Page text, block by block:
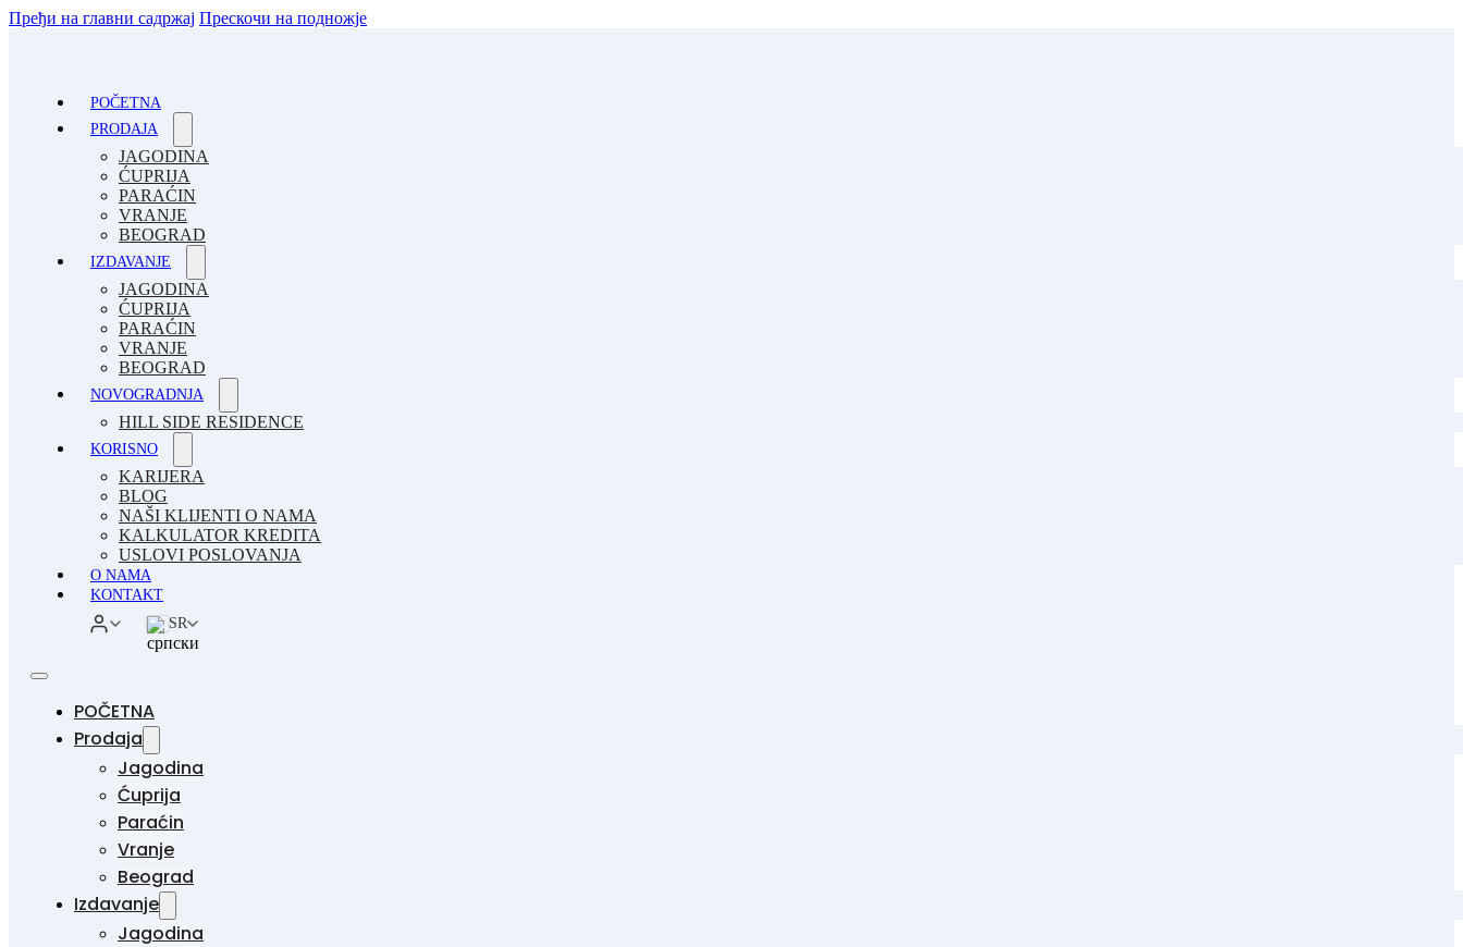
Пређи на главни садржај Прескочи на подножје
POČETNA
PRODAJA
JAGODINA
ĆUPRIJA
PARAĆIN
VRANJE
BEOGRAD
IZDAVANJE
JAGODINA
ĆUPRIJA
PARAĆIN
VRANJE
BEOGRAD
NOVOGRADNJA
HILL SIDE RESIDENCE
KORISNO
KARIJERA
BLOG
NAŠI KLIJENTI O NAMA
KALKULATOR KREDITA
USLOVI POSLOVANJA
O NAMA
KONTAKT
SR
POČETNA
Prodaja
Jagodina
Ćuprija
Paraćin
Vranje
Beograd
Izdavanje
Jagodina